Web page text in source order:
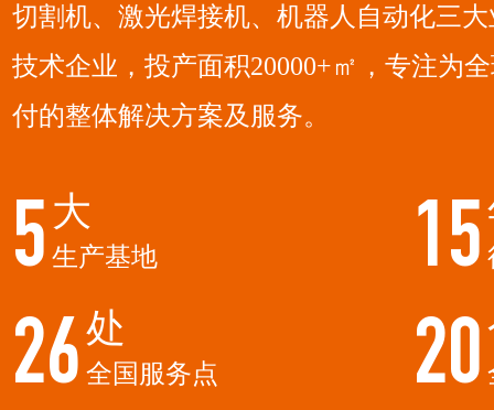
切割机、激光焊接机、机器人自动化三
技术企业，投产面积20000+㎡，专注为
付的整体解决方案及服务。
5 大
生产基地 15
26处
全国服务点 20